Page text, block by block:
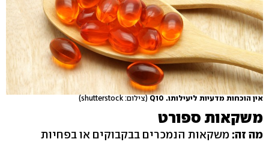
אין הוכחות מדעיות ליעילותו. Q10 (צילום: shutterstock)
משקאות ספורט
מה זה: משקאות הנמכרים בבקבוקים או בפחיות